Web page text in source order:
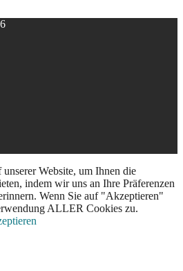
Website, um Ihnen die
indem wir uns an Ihre Präferenzen
Wenn Sie auf "Akzeptieren"
ALLER Cookies zu.